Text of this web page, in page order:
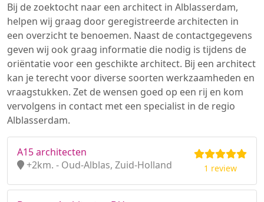
Bij de zoektocht naar een architect in Alblasserdam,
helpen wij graag door geregistreerde architecten in
een overzicht te benoemen. Naast de contactgegevens
geven wij ook graag informatie die nodig is tijdens de
oriëntatie voor een geschikte architect. Bij een architect
kan je terecht voor diverse soorten werkzaamheden en
vraagstukken. Zet de wensen goed op een rij en kom
vervolgens in contact met een specialist in de regio
Alblasserdam.
A15 architecten
+2km. - Oud-Alblas, Zuid-Holland
1 review